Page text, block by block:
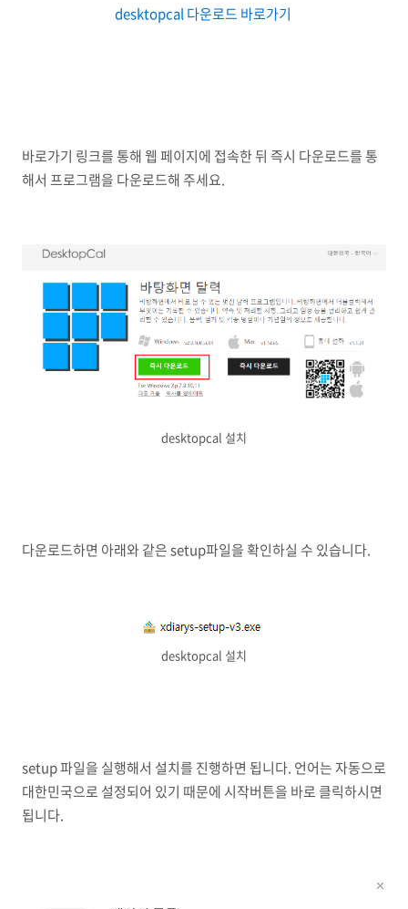
desktopcal 다운로드 바로가기
바로가기 링크를 통해 웹 페이지에 접속한 뒤 즉시 다운로드를 통
해서 프로그램을 다운로드해 주세요.
desktopcal 설치
다운로드하면 아래와 같은 setup파일을 확인하실 수 있습니다.
desktopcal 설치
setup 파일을 실행해서 설치를 진행하면 됩니다. 언어는 자동으로
대한민국으로 설정되어 있기 때문에 시작버튼을 바로 클릭하시면
됩니다.